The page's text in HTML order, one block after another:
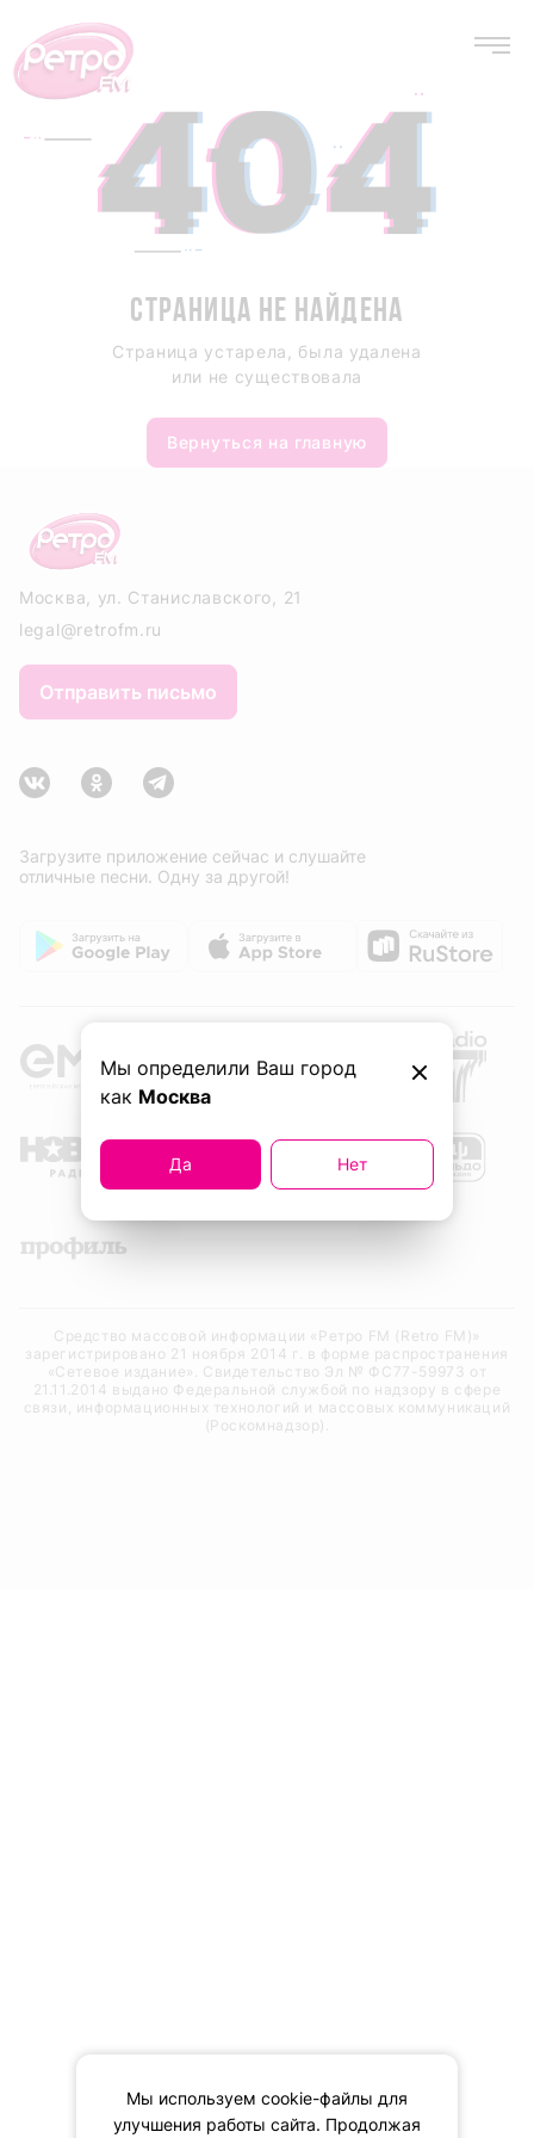
Мы определили Ваш город
как Москва
Да Нет
СТРАНИЦА НЕ НАЙДЕНА
Страница устарела, была удалена
или не существовала
Вернуться на главную
Москва, ул. Станиславского, 21
legal@retrofm.ru
Загрузите приложение сейчас и слушайте
отличные песни. Одну за другой!
Отправить письмо
Средство массовой информации «Ретро FM (Retro FM)»
зарегистрировано 21 ноября 2014 г. в форме распространения
«Сетевое издание». Свидетельство Эл № ФС77-59973 от
21.11.2014 выдано Федеральной службой по надзору в сфере
связи, информационных технологий и массовых коммуникаций
(Роскомнадзор).
Мы используем cookie-файлы для
улучшения работы сайта. Продолжая